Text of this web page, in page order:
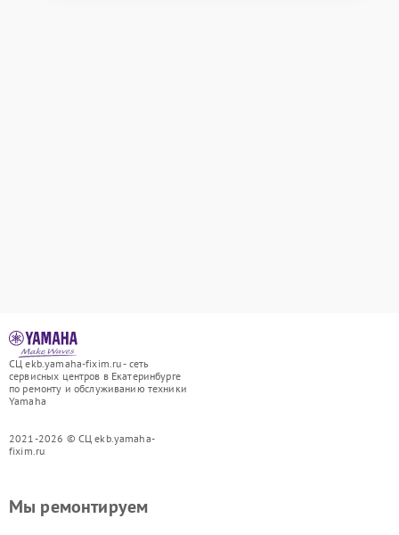
СЦ ekb.yamaha-fixim.ru - сеть
сервисных центров в Екатеринбурге
по ремонту и обслуживанию техники
Yamaha
2021-2026 © СЦ ekb.yamaha-
fixim.ru
Мы ремонтируем